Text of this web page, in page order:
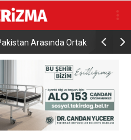
Rusya açıklarındaki Türk kuru